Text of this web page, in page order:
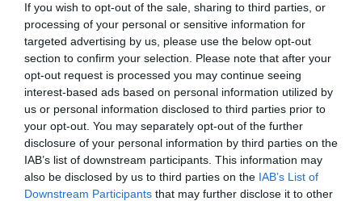
If you wish to opt-out of the sale, sharing to third parties, or
processing of your personal or sensitive information for
targeted advertising by us, please use the below opt-out
section to confirm your selection. Please note that after your
opt-out request is processed you may continue seeing
interest-based ads based on personal information utilized by
us or personal information disclosed to third parties prior to
your opt-out. You may separately opt-out of the further
disclosure of your personal information by third parties on the
IAB’s list of downstream participants. This information may
also be disclosed by us to third parties on the IAB’s List of
Downstream Participants that may further disclose it to other
különlegesek, az alapanyagok
minőségiek, elkészítésük
ízlésem szerinti, a máshogy
guba íze kísért azóta is. Plusz
pont, hogy az étterem a város
szívében van, mégis jók a
parkolási lehetőségek.
Természetesen visszatérő
vendég vagyok, pedig másfél
órára található lakhelyemtől.